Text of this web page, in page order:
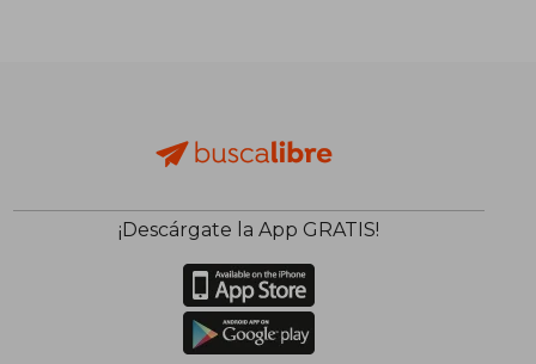
¡Descárgate la App GRATIS!